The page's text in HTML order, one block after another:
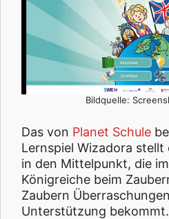
Bildquelle:
Das von Planet Schule
Lernspiel Wizadora stellt
in den Mittelpunkt, die
Königreiche beim
Zaubern
Unterstützung bekommt.